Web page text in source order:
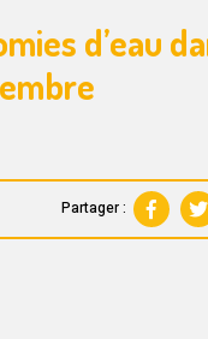
d’eau
Partager :